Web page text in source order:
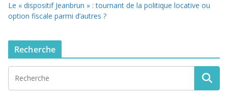
Le « dispositif Jeanbrun » : tournant de la politique locative ou
option fiscale parmi d’autres ?
Recherche